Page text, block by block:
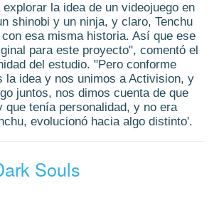
la idea de un videojuego en
shinobi y un ninja, y claro, Tenchu
esa misma historia. Así que ese
para este proyecto", comentó el
del estudio. "Pero conforme
la idea y nos unimos a Activision, y
juntos, nos dimos cuenta de que
que tenía personalidad, y no era
evolucionó hacia algo distinto'.
Souls